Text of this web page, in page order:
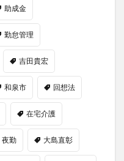
助成金
勤怠管理
吉田貴宏
和泉市 回想法
在宅介護
夜勤 大島直彰